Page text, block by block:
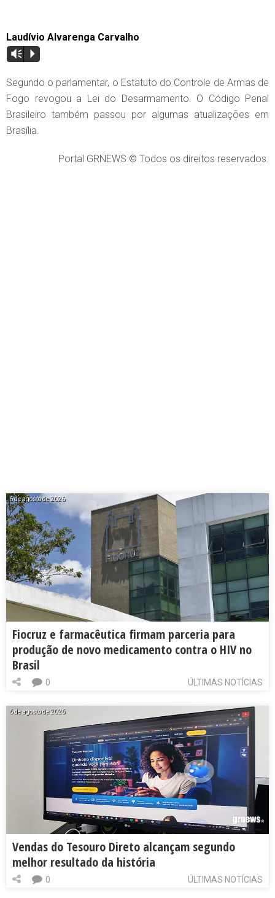
Laudívio Alvarenga Carvalho
Vm P
Segundo o parlamentar, o Estatuto do Controle de Armas de
Fogo revogou a Lei do Desarmamento. O Código Penal
Brasileiro também passou por algumas atualizações em
Brasília.
Portal GRNEWS © Todos os direitos reservados.
6 de agosto de 2026
Fiocruz e farmacêutica firmam parceria para
produção de novo medicamento contra o HIV no
Brasil
ÚLTIMAS NOTÍCIAS
0
6 de agosto de 2026
Vendas do Tesouro Direto alcançam segundo
melhor resultado da história
ÚLTIMAS NOTÍCIAS
0